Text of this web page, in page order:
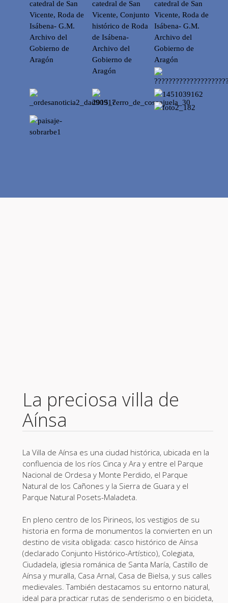
La preciosa villa de
Aínsa
La Villa de Aínsa es una ciudad histórica, ubicada en la
confluencia de los ríos Cinca y Ara y entre el Parque
Nacional de Ordesa y Monte Perdido, el Parque
Natural de los Cañones y la Sierra de Guara y el
Parque Natural Posets-Maladeta.
En pleno centro de los Pirineos, los vestigios de su
historia en forma de monumentos la convierten en un
destino de visita obligada: casco histórico de Aínsa
(declarado Conjunto Histórico-Artístico), Colegiata,
Ciudadela, iglesia románica de Santa María, Castillo de
Aínsa y muralla, Casa Arnal, Casa de Bielsa, y sus calles
medievales. También destacamos su entorno natural,
ideal para practicar rutas de senderismo o en bicicleta,